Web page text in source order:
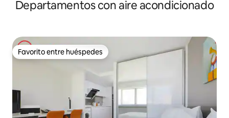
Departamentos con aire acondicionado
Favorito entre huéspedes
Favorito entre huéspedes